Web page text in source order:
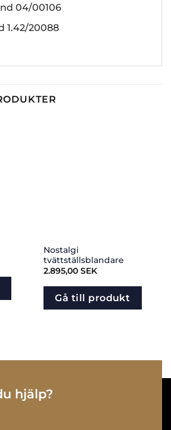
04/00106
1.42/20088
Nostalgi
tvättställsblandare
2.895,00SEK
Gå till produkt
hjälp?